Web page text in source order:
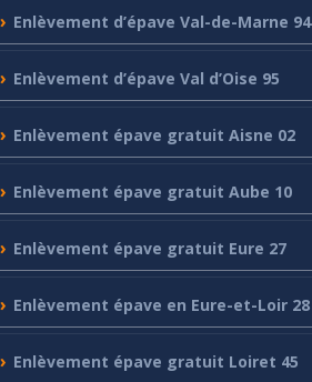
Enlèvement d’épave Val-de-Marne 94
Enlèvement d’épave Val d’Oise 95
Enlèvement épave gratuit Aisne 02
Enlèvement épave gratuit Aube 10
Enlèvement épave gratuit Eure 27
Enlèvement épave en Eure-et-Loir 28
Enlèvement épave gratuit Loiret 45